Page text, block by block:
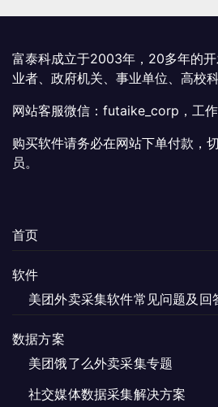
富泰科成立于2003年，20多年的
业者、政府机关、事业单位、高校科
网站客服微信：futaike_corp，工
购买软件请务必在网站下单付款，
员。
首页
软件
美团外卖采集软件常见问题及回
数据方案
美团饿了么外卖采集专题
社交媒体数据采集解决方案